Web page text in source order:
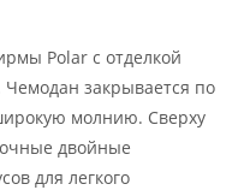
Polar с отделкой
Чемодан закрывается по
молнию. Сверху
двойные
для легкого